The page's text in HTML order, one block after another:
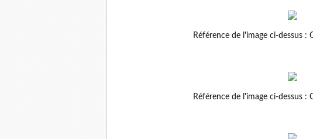
Référence de l'image ci-dessus :
Référence de l'image ci-dessus :